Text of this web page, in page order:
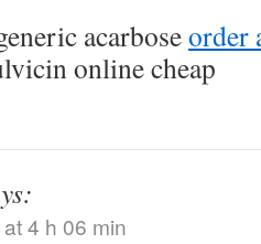
acarboseorder
online cheap
4 h 06 min